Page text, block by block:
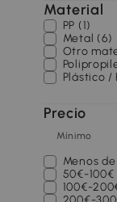
Material
PP (1)
Metal (6)
Otro
Plástico /
Precio
Mínimo
Menos
50€-100€
100€-